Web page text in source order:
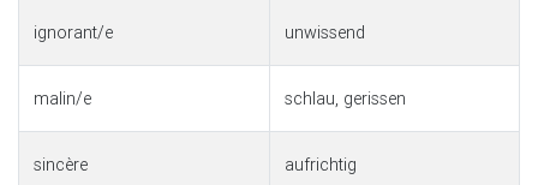
ignorant/e unwissend
malin/e schlau, gerissen
sincère aufrichtig